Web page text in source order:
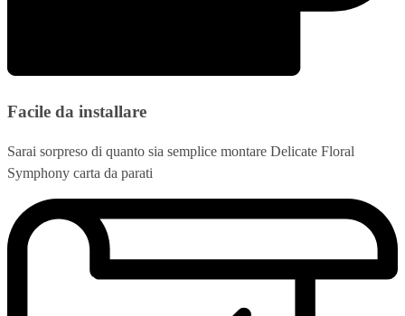
Facile da installare
Sarai sorpreso di quanto sia semplice montare Delicate Floral
Symphony carta da parati